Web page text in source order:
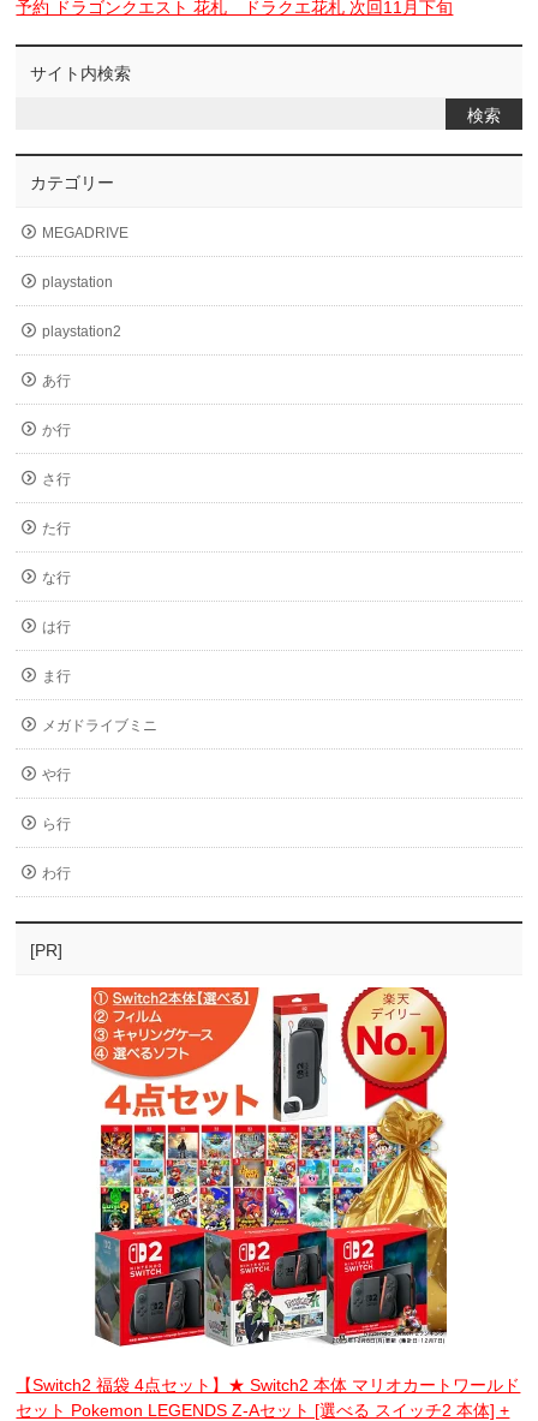
予約 ドラゴンクエスト 花札 ドラクエ花札 次回11月下旬
サイト内検索
カテゴリー
MEGADRIVE
playstation
playstation2
あ行
か行
さ行
た行
な行
は行
ま行
メガドライブミニ
や行
ら行
わ行
[PR]
【Switch2 福袋 4点セット】★ Switch2 本体 マリオカートワールド
セット Pokemon LEGENDS Z-Aセット [選べる スイッチ2 本体] +